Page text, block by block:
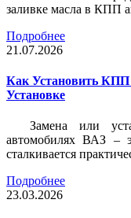
заливке масла в КПП
Подробнее
21.07.2026
Как Установить КПП
Установке
Замена или
автомобилях ВАЗ –
сталкивается
Подробнее
23.03.2026